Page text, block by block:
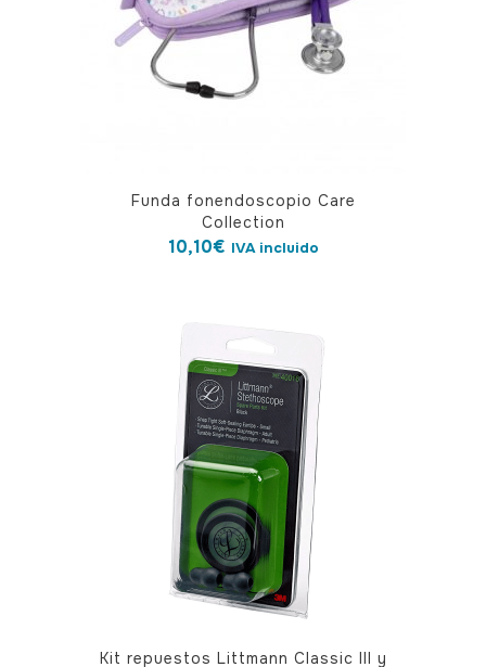
Funda fonendoscopio Care
Collection
10,10€ IVA incluido
Kit repuestos Littmann Classic III y